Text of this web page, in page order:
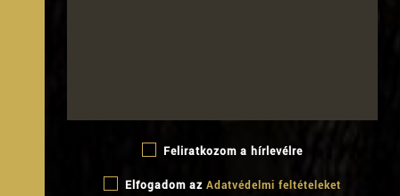
Feliratkozom a hírlevélre
Elfogadom az Adatvédelmi feltételeket